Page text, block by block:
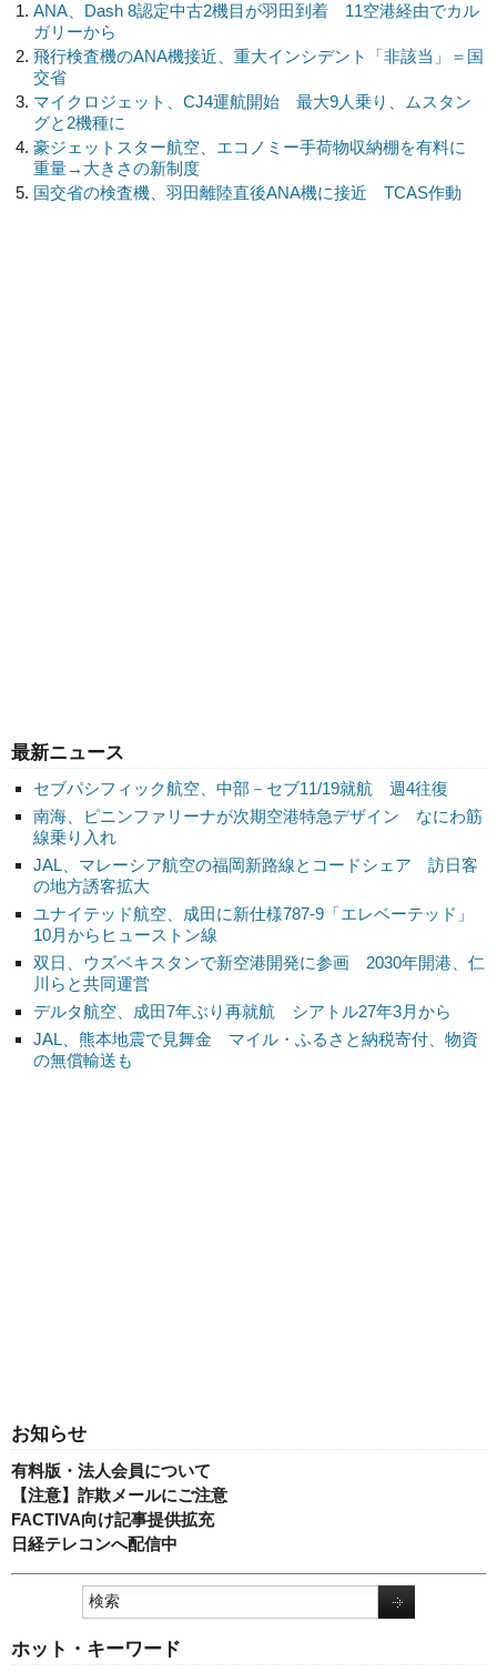
最新ニュース
セブパシフィック航空、中部－セブ11/19就航 週4往復
南海、ピニンファリーナが次期空港特急デザイン なにわ筋
線乗り入れ
JAL、マレーシア航空の福岡新路線とコードシェア 訪日客
の地方誘客拡大
ユナイテッド航空、成田に新仕様787-9「エレベーテッド」
10月からヒューストン線
双日、ウズベキスタンで新空港開発に参画 2030年開港、仁
川らと共同運営
デルタ航空、成田7年ぶり再就航 シアトル27年3月から
JAL、熊本地震で見舞金 マイル・ふるさと納税寄付、物資
の無償輸送も
お知らせ
有料版・法人会員について
【注意】詐欺メールにご注意
FACTIVA向け記事提供拡充
日経テレコンへ配信中
ホット・キーワード
ANA、Dash 8認定中古2機目が羽田到着 11空港経由でカル
ガリーから
飛行検査機のANA機接近、重大インシデント「非該当」＝国
交省
マイクロジェット、CJ4運航開始 最大9人乗り、ムスタン
グと2機種に
豪ジェットスター航空、エコノミー手荷物収納棚を有料に
重量→大きさの新制度
国交省の検査機、羽田離陸直後ANA機に接近 TCAS作動